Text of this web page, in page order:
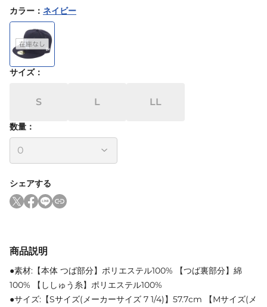
カラー ： ネイビー
サイズ：
S L LL
数量：
シェアする
商品説明
●素材:【本体 つば部分】ポリエステル100% 【つば裏部分】綿
100% 【ししゅう糸】ポリエステル100%
●サイズ:【Sサイズ(メーカーサイズ 7 1/4)】57.7cm 【Mサイズ(メ